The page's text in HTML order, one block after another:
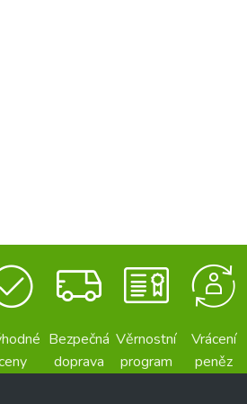
Bezpečná
doprava
Věrnostní
program
Vrácení
peněz